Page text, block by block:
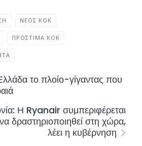
ΝΈΟΣ ΚΟΚ
ΠΡΌΣΤΙΜΑ ΚΟΚ
το πλοίο-γίγαντας που
Η Ryanair συμπεριφέρεται
να δραστηριοποιηθεί στη χώρα,
λέει η κυβέρνηση